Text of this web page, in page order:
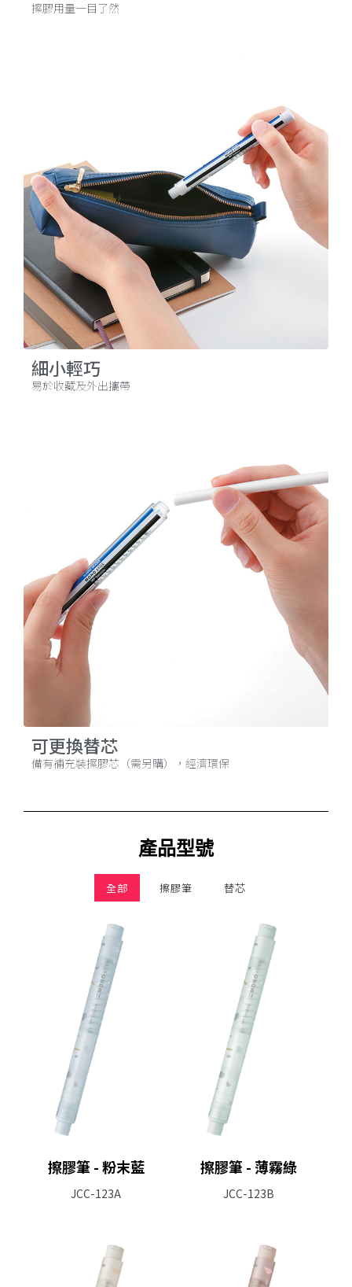
擦膠用量一目了然
細小輕巧
易於收藏及外出攜帶
可更換替芯
備有補充裝擦膠芯（需另購），經濟環保
產品型號
全部 擦膠筆 替芯
擦膠筆 - 粉末藍
JCC-123A
擦膠筆 - 薄霧綠
JCC-123B